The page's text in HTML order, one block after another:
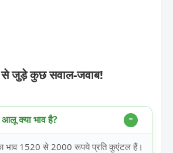
जुड़े कुछ सवाल-जवाब!
क्या भाव है?
1520 से 2000 रूपये प्रति कुएंटल हैं।